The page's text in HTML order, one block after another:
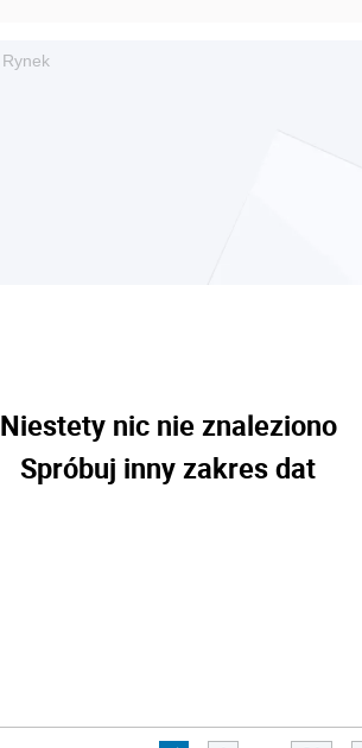
Rynek
Niestety nic nie znaleziono
Spróbuj inny zakres dat